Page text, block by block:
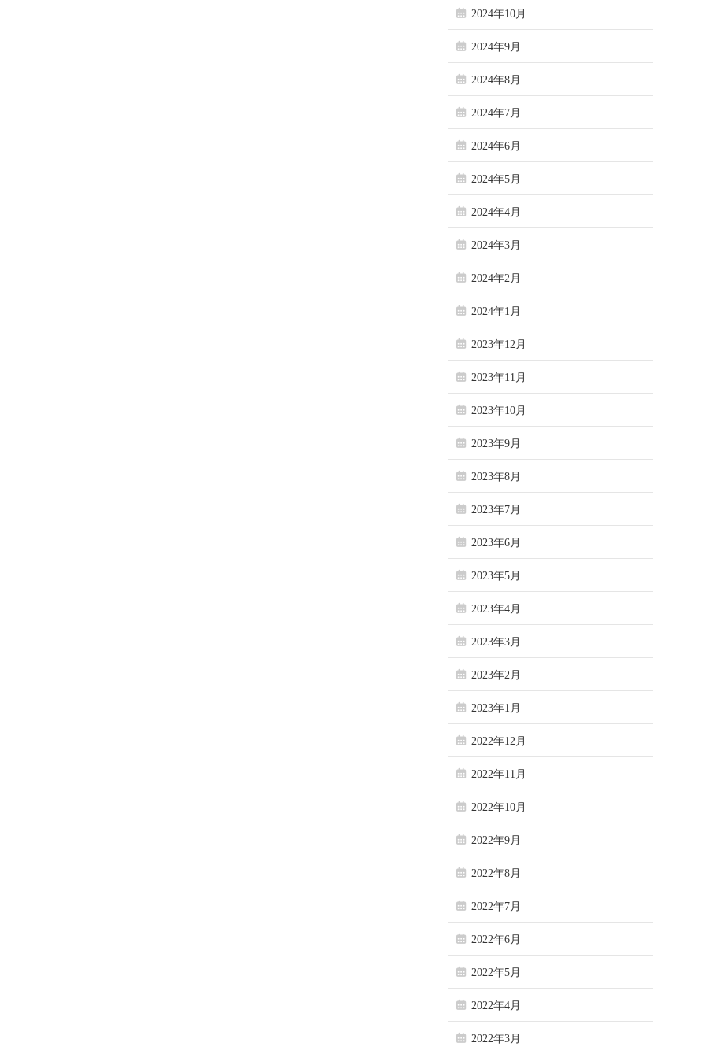
2024年10月
2024年9月
2024年8月
2024年7月
2024年6月
2024年5月
2024年4月
2024年3月
2024年2月
2024年1月
2023年12月
2023年11月
2023年10月
2023年9月
2023年8月
2023年7月
2023年6月
2023年5月
2023年4月
2023年3月
2023年2月
2023年1月
2022年12月
2022年11月
2022年10月
2022年9月
2022年8月
2022年7月
2022年6月
2022年5月
2022年4月
2022年3月